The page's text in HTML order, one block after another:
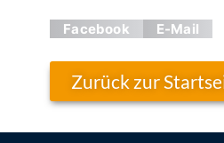
Facebook E-Mail
Zurück zur